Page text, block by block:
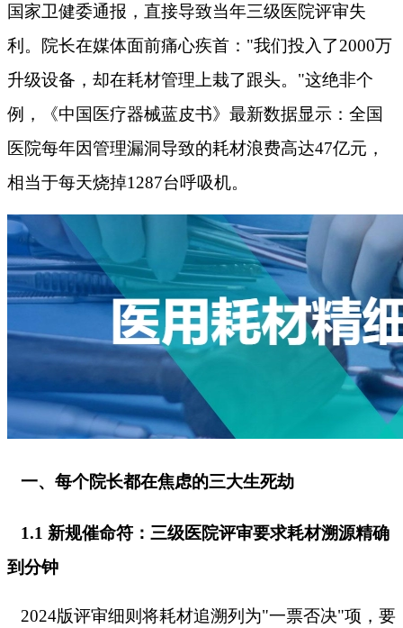
国家卫健委通报，直接导致当年三级医院评审失
利。院长在媒体面前痛心疾首："我们投入了2000万
升级设备，却在耗材管理上栽了跟头。"这绝非个
例，《中国医疗器械蓝皮书》最新数据显示：全国
医院每年因管理漏洞导致的耗材浪费高达47亿元，
相当于每天烧掉1287台呼吸机。
一、每个院长都在焦虑的三大生死劫
1.1 新规催命符：三级医院评审要求耗材溯源精确
到分钟
2024版评审细则将耗材追溯列为"一票否决"项，要